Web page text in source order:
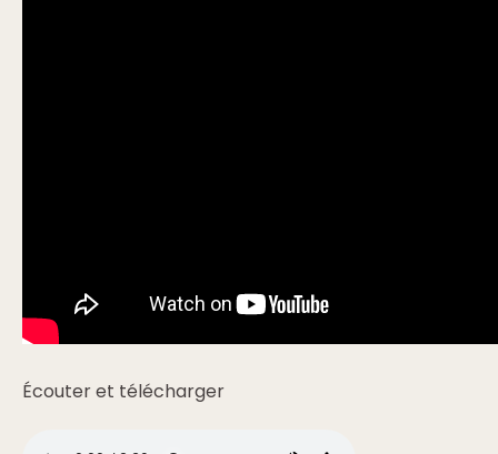
Écouter et télécharger